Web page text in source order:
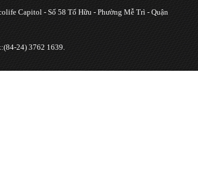
Capitol - Số 58 Tố Hữu - Phường Mễ Trì - Quận
24) 3762 1639.